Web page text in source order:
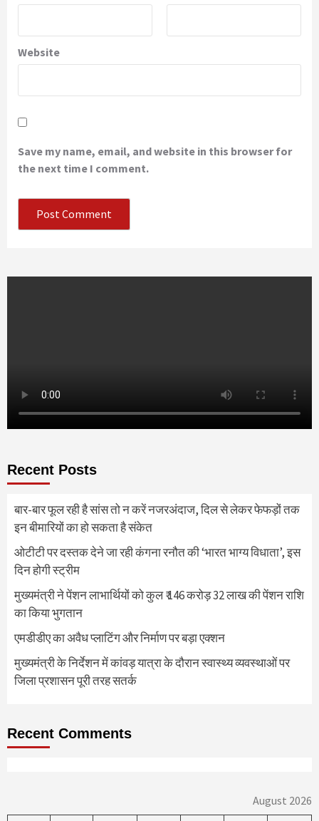
Website
Save my name, email, and website in this browser for
the next time I comment.
Recent Posts
बार-बार फूल रही है सांस तो न करें नजरअंदाज, दिल से लेकर फेफड़ों तक
इन बीमारियों का हो सकता है संकेत
ओटीटी पर दस्तक देने जा रही कंगना रनौत की ‘भारत भाग्य विधाता’, इस
दिन होगी स्ट्रीम
मुख्यमंत्री ने पेंशन लाभार्थियों को कुल ₹ 146 करोड़ 32 लाख की पेंशन राशि
का किया भुगतान
एमडीडीए का अवैध प्लाटिंग और निर्माण पर बड़ा एक्शन
मुख्यमंत्री के निर्देशन में कांवड़ यात्रा के दौरान स्वास्थ्य व्यवस्थाओं पर
जिला प्रशासन पूरी तरह सतर्क
Recent Comments
August 2026